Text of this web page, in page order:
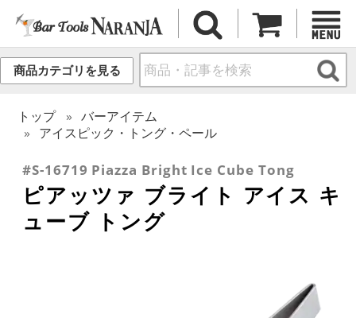
商品カテゴリを見る
トップ
バーアイテム
アイスピック・トング・ペール
#S-16719 Piazza Bright Ice Cube Tong
ピアッツァ ブライト アイス キ
ューブ トング